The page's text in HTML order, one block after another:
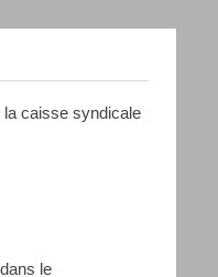
la caisse syndicale
le